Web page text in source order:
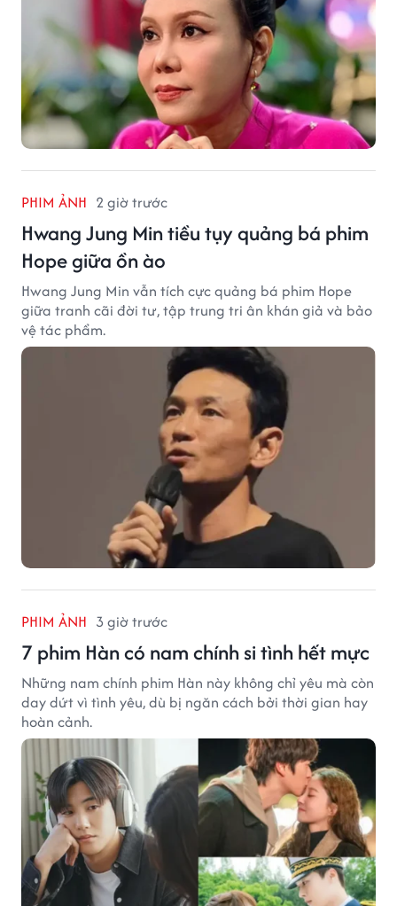
PHIM ẢNH 2 giờ trước
Hwang Jung Min tiều tụy quảng bá phim
Hope giữa ồn ào
Hwang Jung Min vẫn tích cực quảng bá phim Hope
giữa tranh cãi đời tư, tập trung tri ân khán giả và bảo
vệ tác phẩm.
PHIM ẢNH 3 giờ trước
7 phim Hàn có nam chính si tình hết mực
Những nam chính phim Hàn này không chỉ yêu mà còn
day dứt vì tình yêu, dù bị ngăn cách bởi thời gian hay
hoàn cảnh.